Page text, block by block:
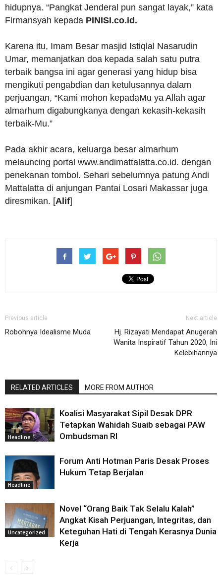
hidupnya. “Pangkat Jenderal pun sangat layak,” kata
Firmansyah kepada PINISI.co.id.
Karena itu, Imam Besar masjid Istiqlal Nasarudin
Umar, memanjatkan doa kepada salah satu putra
terbaik bangsa ini agar generasi yang hidup bisa
mengikuti pengabdian dan ketulusannya dalam
perjuangan, “Kami mohon kepadaMu ya Allah agar
almarhum digabungkanya dengan kekasih-kekasih
terbaik-Mu.”
Pada akhir acara, keluarga besar almarhum
melauncing portal www.andimattalatta.co.id. dengan
penekanan tombol. Sehari sebelumnya patung Andi
Mattalatta di anjungan Pantai Losari Makassar juga
diresmikan. [Alif]
Previous article
Robohnya Idealisme Muda
Next article
Hj. Rizayati Mendapat Anugerah
Wanita Inspiratif Tahun 2020, Ini
Kelebihannya
RELATED ARTICLES MORE FROM AUTHOR
Headline
Koalisi Masyarakat Sipil Desak DPR
Tetapkan Wahidah Suaib sebagai PAW
Ombudsman RI
Headline
Forum Anti Hotman Paris Desak Proses
Hukum Tetap Berjalan
Uncategorized
Novel “Orang Baik Tak Selalu Kalah”
Angkat Kisah Perjuangan, Integritas, dan
Keteguhan Hati di Tengah Kerasnya Dunia
Kerja